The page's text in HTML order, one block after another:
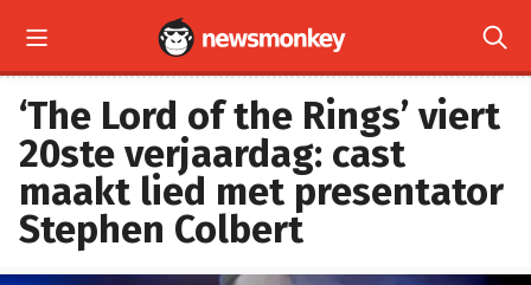
 
‘The Lord of the Rings’ viert
20ste verjaardag: cast
maakt lied met presentator
Stephen Colbert